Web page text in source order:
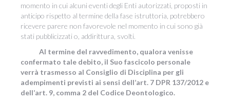
momento in cui alcuni eventi degli Enti autorizzati, proposti in
anticipo rispetto al termine della fase istruttoria, potrebbero
ricevere parere non favorevole nel momento in cui sono già
stati pubblicizzati o, addirittura, svolti.
Al termine del ravvedimento, qualora venisse
confermato tale debito, il Suo fascicolo personale
verrà trasmesso al Consiglio di Disciplina per gli
adempimenti previsti ai sensi dell’art. 7 DPR 137/2012 e
dell’art. 9, comma 2 del Codice Deontologico.